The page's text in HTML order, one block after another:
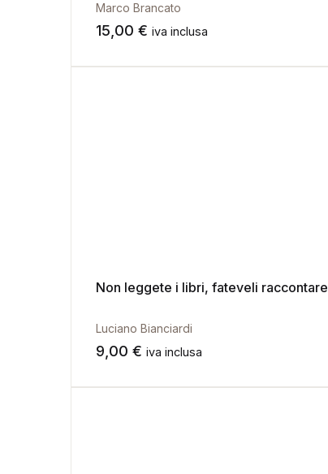
Marco Brancato
15,00 € iva inclusa
Non leggete i libri, fateveli raccontare
Luciano Bianciardi
9,00 € iva inclusa